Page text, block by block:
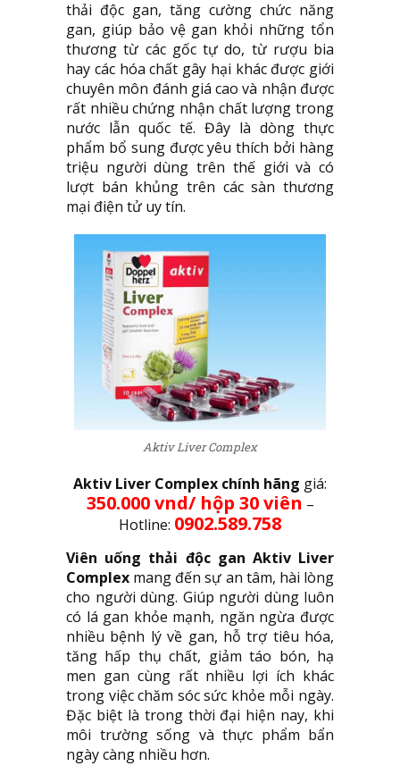
thải độc gan, tăng cường chức năng
gan, giúp bảo vệ gan khỏi những tổn
thương từ các gốc tự do, từ rượu bia
hay các hóa chất gây hại khác được giới
chuyên môn đánh giá cao và nhận được
rất nhiều chứng nhận chất lượng trong
nước lẫn quốc tế. Đây là dòng thực
phẩm bổ sung được yêu thích bởi hàng
triệu người dùng trên thế giới và có
lượt bán khủng trên các sàn thương
mại điện tử uy tín.
Aktiv Liver Complex
Aktiv Liver Complex chính hãng giá:
350.000 vnd/ hộp 30 viên –
Hotline: 0902.589.758
Viên uống thải độc gan Aktiv Liver
Complex mang đến sự an tâm, hài lòng
cho người dùng. Giúp người dùng luôn
có lá gan khỏe mạnh, ngăn ngừa được
nhiều bệnh lý về gan, hỗ trợ tiêu hóa,
tăng hấp thụ chất, giảm táo bón, hạ
men gan cùng rất nhiều lợi ích khác
trong việc chăm sóc sức khỏe mỗi ngày.
Đặc biệt là trong thời đại hiện nay, khi
môi trường sống và thực phẩm bẩn
ngày càng nhiều hơn.